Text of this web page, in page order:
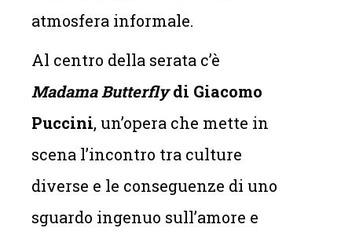
atmosfera informale.
Al centro della serata c’è
Madama Butterflydi Giacomo
Puccini, un’opera che mette in
scena l’incontro tra culture
diverse e le conseguenze di uno
sguardo ingenuo sull’amore e